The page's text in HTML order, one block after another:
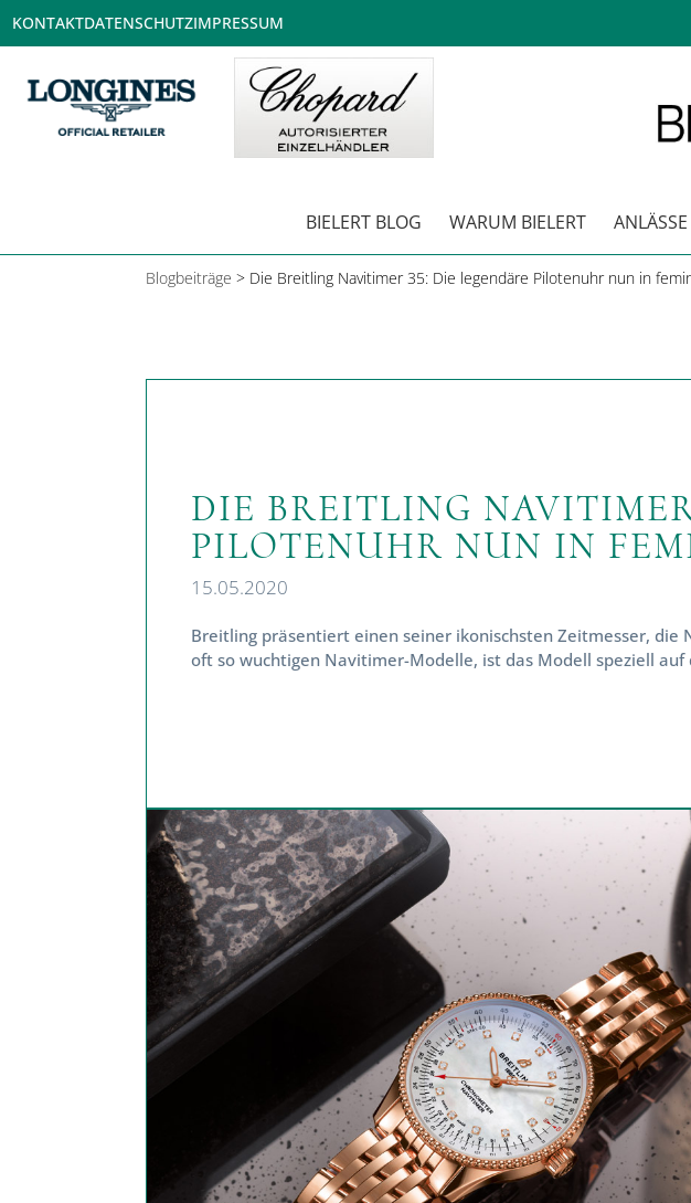
KONTAKTDATENSCHUTZIMPRESSUM
BIELERT BLOG WARUM BIELERT ANLÄSSE
Blogbeiträge>Die Breitling Navitimer 35: Die legendäre Pilotenuhr nun in
DIE BREITLING
PILOTENUHR NUN IN
15.05.2020
Breitling präsentiert einen seiner ikonischsten Zeitmesser, die
oft so wuchtigen Navitimer-Modelle, ist das Modell speziell